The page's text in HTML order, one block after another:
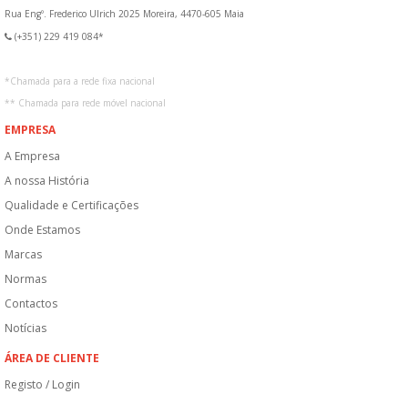
Rua Engº. Frederico Ulrich 2025 Moreira, 4470-605 Maia
(+351) 229 419 084*
*Chamada para a rede fixa nacional
** Chamada para rede móvel nacional
EMPRESA
A Empresa
A nossa História
Qualidade e Certificações
Onde Estamos
Marcas
Normas
Contactos
Notícias
ÁREA DE CLIENTE
Registo / Login